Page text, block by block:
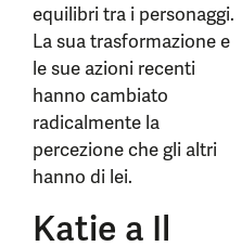
equilibri tra i personaggi.
La sua trasformazione e
le sue azioni recenti
hanno cambiato
radicalmente la
percezione che gli altri
hanno di lei.
Katie a Il